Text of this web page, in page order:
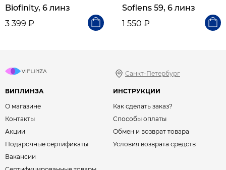
Biofinity, 6 линз
3 399 ₽
Soflens 59, 6 линз
1 550 ₽
Санкт-Петербург
ВИПЛИНЗА
О магазине
Контакты
Акции
Подарочные сертификаты
Вакансии
ИНСТРУКЦИИ
Как сделать заказ?
Способы оплаты
Обмен и возврат товара
Условия возврата средств